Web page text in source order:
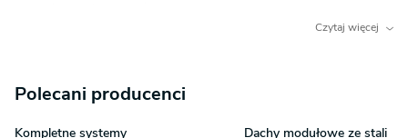
Salon składa się z części jadalnianej i rekreacyjnej. Pod
kształt: dwie od frontu i od ogrodu dzięki płasko przekrytym
lukarnom, a najmniejsza z nich - za sprawą narożnego okna
Czytaj więcej
Polecani producenci
Kompletne systemy
Dachy modułowe ze stali